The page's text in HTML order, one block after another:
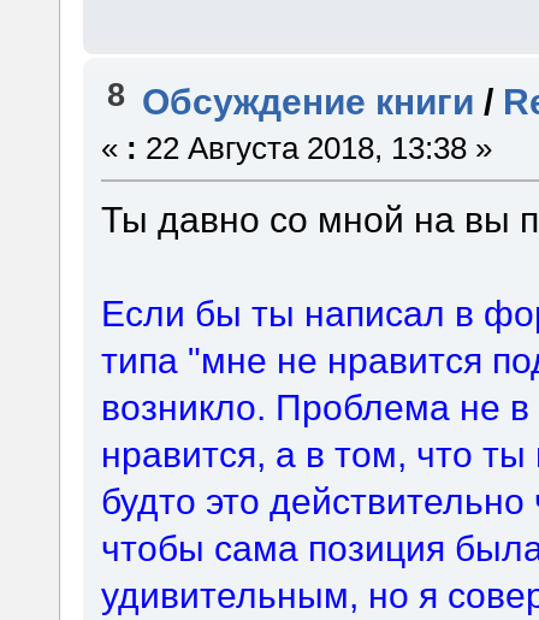
8 Обсуждение книги /
« : 22 Августа 2018, 13:38 »
Ты давно со мной на вы
Если бы ты написал в
типа "мне не нравится
возникло. Проблема не в
нравится, а в том, что
будто это
чтобы сама позиция
удивительным, но я